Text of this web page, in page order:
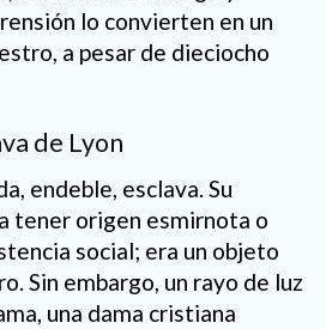
lo convierten en un
a pesar de dieciocho
de Lyon
endeble, esclava. Su
tener origen esmirnota o
social; era un objeto
Sin embargo, un rayo de luz
una dama cristiana